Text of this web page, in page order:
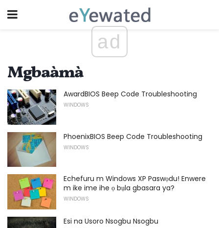
ad
Mgbaàmà
AwardBIOS Beep Code Troubleshooting
WINDOWS
PhoenixBIOS Beep Code Troubleshooting
WINDOWS
Echefuru m Windows XP Paswọdu! Enwere
m ike ime ihe ọ bụla gbasara ya?
WINDOWS
Esi na Usoro Nsogbu Nsogbu